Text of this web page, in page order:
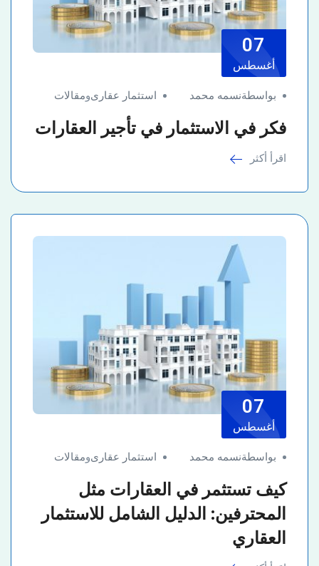
07
أغسطس
بواسطةنسمه محمد استثمار عقارىومقالات
فكر في الاستثمار في تأجير العقارات
اقرأ أكثر
07
أغسطس
بواسطةنسمه محمد استثمار عقارىومقالات
كيف تستثمر في العقارات مثل
المحترفين: الدليل الشامل للاستثمار
العقاري